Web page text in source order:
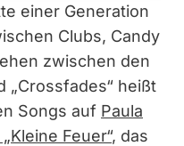
einer Generation
Clubs, Candy
zwischen den
„Crossfades“ heißt
Songs auf Paula
Feuer“, das